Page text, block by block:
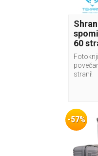
60
strani!
-57%